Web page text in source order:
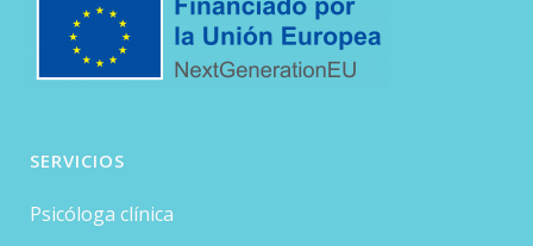
SERVICIOS
Psicóloga clínica